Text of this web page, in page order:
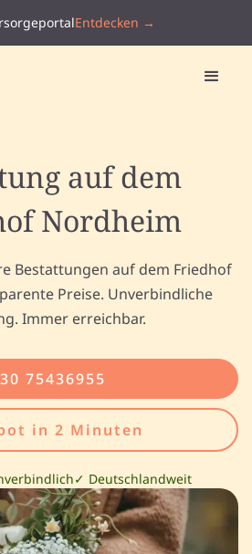
Entdecken →
auf dem
Nordheim
Bestattungen auf dem Friedhof
Preise. Unverbindliche
Immer erreichbar.
75436955
in 2 Minuten
✓ Deutschlandweit